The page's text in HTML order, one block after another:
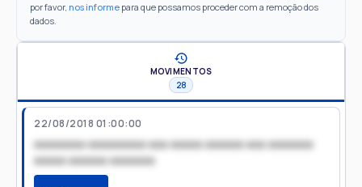
por favor, nos informe para que possamos proceder com a remoção dos
dados.
MOVIMENTOS
28
22/08/2018 01:00:00
xxxxxxxx xxxxxxxxx xxx xxxxx xxxxxx xxx xxxxxxx
xxxxx xxxxxx xxxxxxx